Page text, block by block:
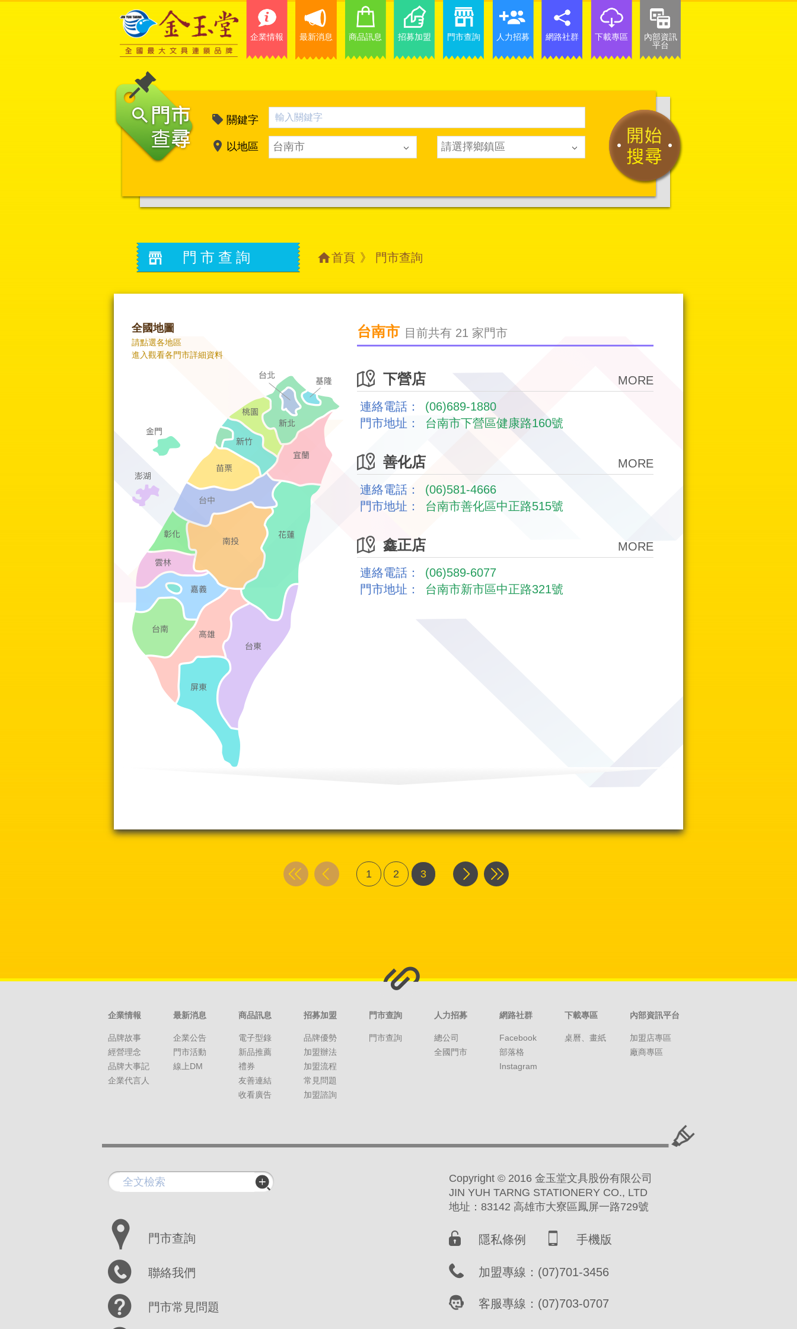
企業情報 最新消息 商品訊息 招募加盟 門市查詢 人力招募 網路社群 下載專區
內部資訊
平台
關鍵字
以地區 台南市 請選擇鄉鎮區
門市查詢 首頁 》 門市查詢
全國地圖
請點選各地區
進入觀看各門市詳細資料
台南市 目前共有 21 家門市
下營店
MORE
連絡電話：
(06)689-1880
門市地址：
台南市下營區健康路160號
善化店
MORE
連絡電話：
(06)581-4666
門市地址：
台南市善化區中正路515號
鑫正店
MORE
連絡電話：
(06)589-6077
門市地址：
台南市新市區中正路321號
1 2 3
企業情報
品牌故事
經營理念
品牌大事記
企業代言人
最新消息
企業公告
門市活動
線上DM
商品訊息
電子型錄
新品推薦
禮券
友善連結
收看廣告
招募加盟
品牌優勢
加盟辦法
加盟流程
常見問題
加盟諮詢
門市查詢
門市查詢
人力招募
總公司
全國門市
網路社群
Facebook
部落格
Instagram
下載專區
桌曆、畫紙
內部資訊平台
加盟店專區
廠商專區
門市查詢
聯絡我們
門市常見問題
Copyright © 2016 金玉堂文具股份有限公司
JIN YUH TARNG STATIONERY CO., LTD
地址：83142 高雄市大寮區鳳屏一路729號
隱私條例 手機版
加盟專線：(07)701-3456
客服專線：(07)703-0707